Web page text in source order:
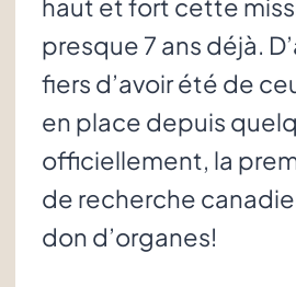
haut et fort cette
presque 7 ans déjà.
fiers d’avoir été de
en place depuis
officiellement, la
de recherche
don d’organes!